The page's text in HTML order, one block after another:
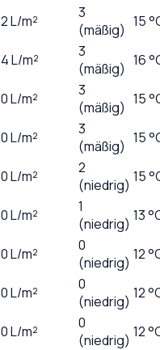
L/m²
3
(mäßig) 15
L/m²
3
(mäßig) 16
L/m²
3
(mäßig) 15
L/m²
3
(mäßig) 15
L/m²
2
(niedrig) 15
L/m²
1
(niedrig) 13
L/m²
0
(niedrig) 12
L/m²
0
(niedrig) 12
L/m²
0
(niedrig) 12